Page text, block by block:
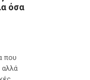
όσα
που
αλλά